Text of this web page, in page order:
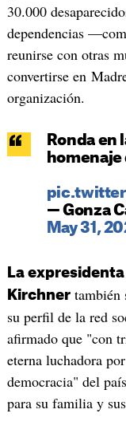
30.000
dependencias
reunirse con otras
convertirse en
organización.
Ronda en
— Gonza
May 31,
La
Kirchnertambién
su perfil de la red
afirmado que "con
eterna luchadora
democracia" del
para su familia y